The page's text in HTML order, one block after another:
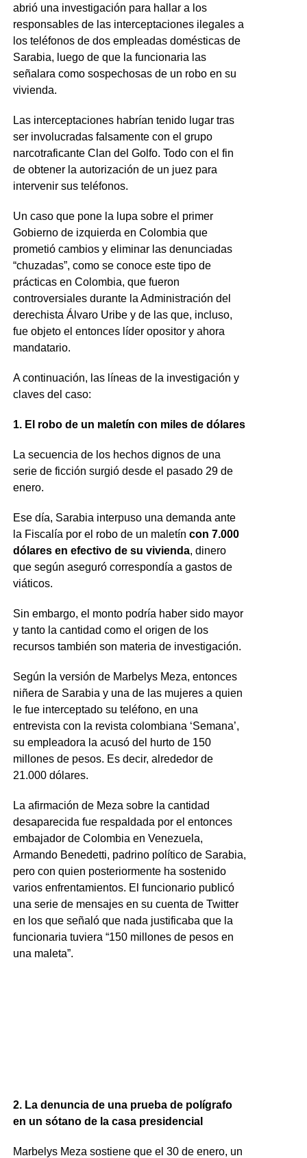
abrió una investigación para hallar a los
responsables de las interceptaciones ilegales a
los teléfonos de dos empleadas domésticas de
Sarabia, luego de que la funcionaria las
señalara como sospechosas de un robo en su
vivienda.
Las interceptaciones habrían tenido lugar tras
ser involucradas falsamente con el grupo
narcotraficante Clan del Golfo. Todo con el fin
de obtener la autorización de un juez para
intervenir sus teléfonos.
Un caso que pone la lupa sobre el primer
Gobierno de izquierda en Colombia que
prometió cambios y eliminar las denunciadas
“chuzadas”, como se conoce este tipo de
prácticas en Colombia, que fueron
controversiales durante la Administración del
derechista Álvaro Uribe y de las que, incluso,
fue objeto el entonces líder opositor y ahora
mandatario.
A continuación, las líneas de la investigación y
claves del caso:
1. El robo de un maletín con miles de dólares
La secuencia de los hechos dignos de una
serie de ficción surgió desde el pasado 29 de
enero.
Ese día, Sarabia interpuso una demanda ante
la Fiscalía por el robo de un maletín con 7.000
dólares en efectivo de su vivienda, dinero
que según aseguró correspondía a gastos de
viáticos.
Sin embargo, el monto podría haber sido mayor
y tanto la cantidad como el origen de los
recursos también son materia de investigación.
Según la versión de Marbelys Meza, entonces
niñera de Sarabia y una de las mujeres a quien
le fue interceptado su teléfono, en una
entrevista con la revista colombiana ‘Semana’,
su empleadora la acusó del hurto de 150
millones de pesos. Es decir, alrededor de
21.000 dólares.
La afirmación de Meza sobre la cantidad
desaparecida fue respaldada por el entonces
embajador de Colombia en Venezuela,
Armando Benedetti, padrino político de Sarabia,
pero con quien posteriormente ha sostenido
varios enfrentamientos. El funcionario publicó
una serie de mensajes en su cuenta de Twitter
en los que señaló que nada justificaba que la
funcionaria tuviera “150 millones de pesos en
una maleta”.
2. La denuncia de una prueba de polígrafo
en un sótano de la casa presidencial
Marbelys Meza sostiene que el 30 de enero, un